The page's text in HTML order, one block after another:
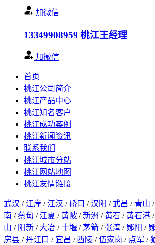
加微信
13349908959 桃江王经理
加微信
首页
桃江公司简介
桃江产品中心
桃江知名客户
桃江成功案例
桃江新闻资讯
联系我们
桃江城市分站
桃江网站地图
桃江友情链接
武汉 / 江岸 / 江汉 /硚口 /汉阳 /武昌 / 青山 /
南 /蔡甸 / 江夏 /黄陂 /新洲 /黄石 /黄石港 /
山 / 阳新 / 大冶 /十堰 /茅箭 / 张湾 / 郧阳 /
房县 /丹江口 / 宜昌 / 西陵 /伍家岗 / 点军 /